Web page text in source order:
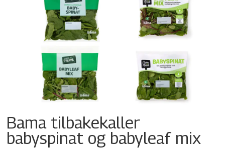
Bama tilbakekaller
babyspinat og babyleaf mix